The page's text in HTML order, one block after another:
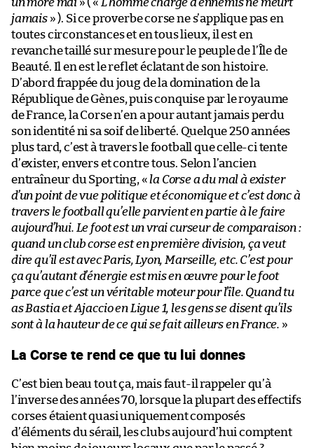
un more mai » ( « L’homme chargé d’ennemis ne meurt
jamais» ). Si ce proverbe corse ne s’applique pas en
toutes circonstances et en tous lieux, il est en
revanche taillé sur mesure pour le peuple de l’Île de
Beauté. Il en est le reflet éclatant de son histoire.
D’abord frappée du joug de la domination de la
République de Gènes, puis conquise par le royaume
de France, la Corse n’en a pour autant jamais perdu
son identité ni sa soif de liberté. Quelque 250 années
plus tard, c’est à travers le football que celle-ci tente
d’exister, envers et contre tous. Selon l’ancien
entraîneur du Sporting, « la Corse a du mal à exister
d’un point de vue politique et économique et c’est donc à
travers le football qu’elle parvient en partie à le faire
aujourd’hui. Le foot est un vrai curseur de comparaison :
quand un club corse est en première division, ça veut
dire qu’il est avec Paris, Lyon, Marseille, etc. C’est pour
ça qu’autant d’énergie est mis en œuvre pour le foot
parce que c’est un véritable moteur pour l’île. Quand tu
as Bastia et Ajaccio en Ligue 1, les gens se disent qu’ils
sont à la hauteur de ce qui se fait ailleurs en France. »
La Corse te rend ce que tu lui donnes
C’est bien beau tout ça, mais faut-il rappeler qu’à
l’inverse des années 70, lorsque la plupart des effectifs
corses étaient quasi uniquement composés
d’éléments du sérail, les clubs aujourd’hui comptent